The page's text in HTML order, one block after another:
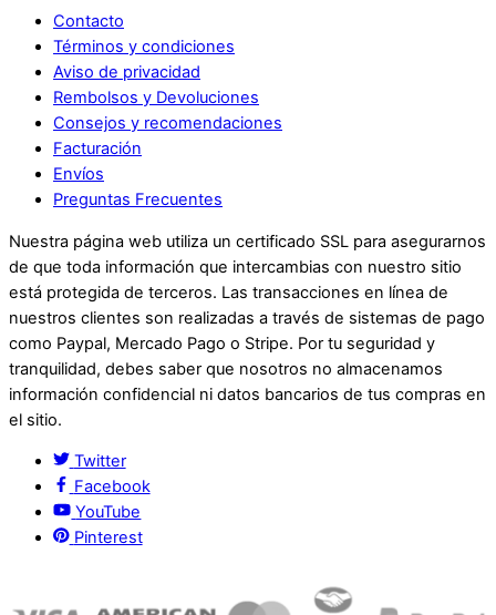
Contacto
Términos y condiciones
Aviso de privacidad
Rembolsos y Devoluciones
Consejos y recomendaciones
Facturación
Envíos
Preguntas Frecuentes
Nuestra página web utiliza un certificado SSL para asegurarnos
de que toda información que intercambias con nuestro sitio
está protegida de terceros. Las transacciones en línea de
nuestros clientes son realizadas a través de sistemas de pago
como Paypal, Mercado Pago o Stripe. Por tu seguridad y
tranquilidad, debes saber que nosotros no almacenamos
información confidencial ni datos bancarios de tus compras en
el sitio.
Twitter
Facebook
YouTube
Pinterest